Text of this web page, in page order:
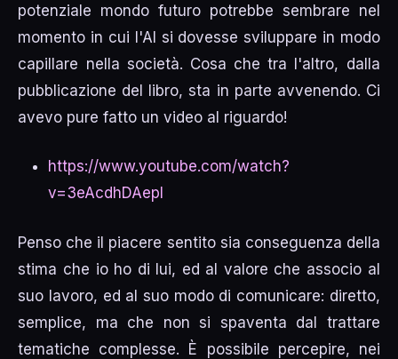
potenziale mondo futuro potrebbe sembrare nel
momento in cui l'AI si dovesse sviluppare in modo
capillare nella società. Cosa che tra l'altro, dalla
pubblicazione del libro, sta in parte avvenendo. Ci
avevo pure fatto un video al riguardo!
https://www.youtube.com/watch?
v=3eAcdhDAepI
Penso che il piacere sentito sia conseguenza della
stima che io ho di lui, ed al valore che associo al
suo lavoro, ed al suo modo di comunicare: diretto,
semplice, ma che non si spaventa dal trattare
tematiche complesse. È possibile percepire, nei